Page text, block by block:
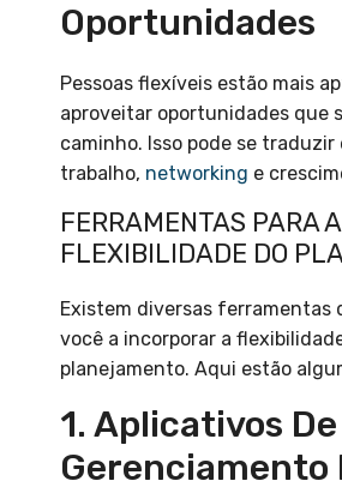
Oportunidades
Pessoas flexíveis estão mais
aproveitar oportunidades que
caminho. Isso pode se
trabalho, networking e
FERRAMENTAS PARA
FLEXIBILIDADE DO
Existem diversas ferramentas
você a incorporar a
planejamento. Aqui estão
1. Aplicativos De
Gerenciamento